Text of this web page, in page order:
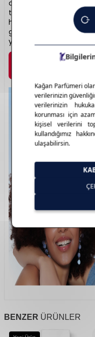
ojeler yer alır. Yüksek
trend tonlarıyla
her yaştan kullanıcıya
güvenli bir makyaj
yenilikçi bir güzellik
Marka Detayı
BENZER ÜRÜNLER